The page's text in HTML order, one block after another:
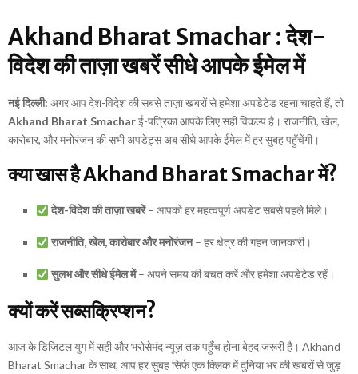
Akhand Bharat Smachar : देश-
विदेश की ताज़ा खबरें सीधे आपके ईमेल में
नई दिल्ली: अगर आप देश-विदेश की सबसे ताज़ा खबरों से हमेशा अपडेटेड रहना चाहते हैं, तो
Akhand Bharat Smacharई-पत्रिका आपके लिए सही विकल्प है। राजनीति, खेल,
कारोबार, और मनोरंजन की सभी अपडेट्स अब सीधे आपके ईमेल में हर सुबह पहुँचेंगी।
क्या खास है Akhand Bharat Smachar में?
देश-विदेश की ताज़ा खबरें– आपको हर महत्वपूर्ण अपडेट सबसे पहले मिले।
राजनीति, खेल, कारोबार और मनोरंजन– हर क्षेत्र की गहन जानकारी।
सुलभ और सीधे ईमेल में– अपने समय की बचत करें और हमेशा अपडेटेड रहें।
क्यों करें सब्सक्रिप्शन?
आज के डिजिटल युग में सही और भरोसेमंद न्यूज़ तक पहुँच होना बेहद जरूरी है। Akhand
Bharat Smachar के साथ, आप हर सुबह सिर्फ एक क्लिक में दुनिया भर की खबरों से जुड़